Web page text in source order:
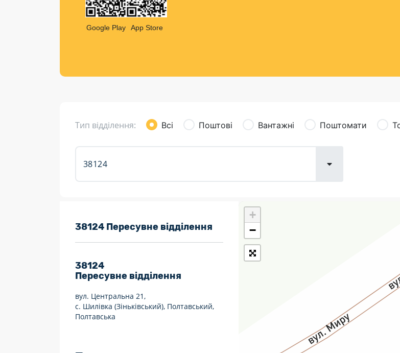
Листи та листівки
Кур’єрська доставка
Google Play App Store
Тип відділення: Всі Поштові Вантажні Поштомати
7 днів на тиждень
Працюють після 19:00
Працюють у вихідні
Укрпошта Стандарт/тариф
Доставка за межі України
Прийом вантажів
38124 Пересувне відділення
38124
Пересувне відділення
вул. Центральна 21,
с. Шилівка (Зіньківський), Полтавський,
Полтавська
+
−